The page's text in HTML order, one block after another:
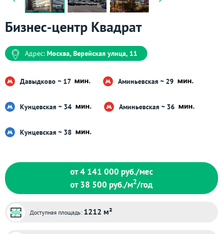
Бизнес-центр Квадрат
Адрес: Москва, Верейская улица, 11
Давыдково ~ 17 Аминьевская ~ 29
Кунцевская ~ 34 Аминьевская ~ 36
Кунцевская ~ 38
от 4 141 000 руб./мес
от 38 500 руб./м2/год
Доступная площадь: 1212 м²